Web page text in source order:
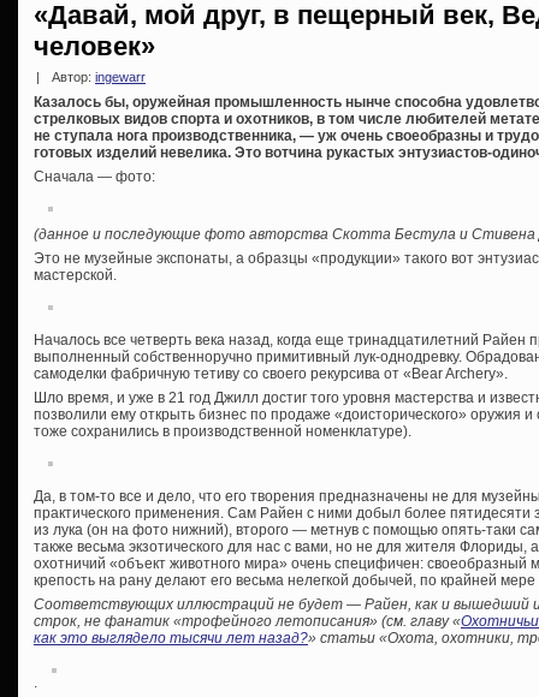
«Давай, мой друг, в пещерный век,
человек»
Автор: ingewarr
Казалось бы, оружейная промышленность нынче способна
стрелковых видов спорта и охотников, в том числе любителей
не ступала нога производственника, — уж очень своеобразны и
готовых изделий невелика. Это вотчина рукастых энтузиастов-
Сначала — фото:
(данное и последующие фото авторства Скотта Бестула и Стивена
Это не музейные экспонаты, а образцы «продукции» такого вот
мастерской.
Началось все четверть века назад, когда еще тринадцатилетний
выполненный собственноручно примитивный лук-однодревку.
самоделки фабричную тетиву со своего рекурсива от «Bear Archery».
Шло время, и уже в 21 год Джилл достиг того уровня мастерства и
позволили ему открыть бизнес по продаже «доисторического» оружия
тоже сохранились в производственной номенклатуре).
Да, в том-то все и дело, что его творения предназначены не для
практического применения. Сам Райен с ними добыл более пятидесяти
из лука (он на фото нижний), второго — метнув с помощью опять-таки
также весьма экзотического для нас с вами, но не для жителя Флориды,
охотничий «объект животного мира» очень специфичен: своеобразный
крепость на рану делают его весьма нелегкой добычей, по крайней
Соответствующих иллюстраций не будет — Райен, как и вышедший
строк, не фанатик «трофейного летописания» (см. главу «
как это выглядело тысячи лет назад?» статьи «Охота, охотники,
.